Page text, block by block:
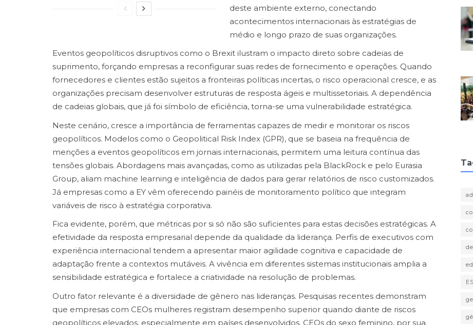
deste ambiente externo, conectando
acontecimentos internacionais às estratégias de
médio e longo prazo de suas organizações.
Eventos geopolíticos disruptivos como o Brexit ilustram o impacto direto sobre cadeias de
suprimento, forçando empresas a reconfigurar suas redes de fornecimento e operações. Quando
fornecedores e clientes estão sujeitos a fronteiras políticas incertas, o risco operacional cresce, e as
organizações precisam desenvolver estruturas de resposta ágeis e multissetoriais. A dependência
de cadeias globais, que já foi símbolo de eficiência, torna-se uma vulnerabilidade estratégica.
Neste cenário, cresce a importância de ferramentas capazes de medir e monitorar os riscos
geopolíticos. Modelos como o Geopolitical Risk Index (GPR), que se baseia na frequência de
menções a eventos geopolíticos em jornais internacionais, permitem uma leitura contínua das
tensões globais. Abordagens mais avançadas, como as utilizadas pela BlackRock e pelo Eurasia
Group, aliam machine learning e inteligência de dados para gerar relatórios de risco customizados.
Já empresas como a EY vêm oferecendo painéis de monitoramento político que integram
variáveis de risco à estratégia corporativa.
Fica evidente, porém, que métricas por si só não são suficientes para estas decisões estratégicas. A
efetividade da resposta empresarial depende da qualidade da liderança. Perfis de executivos com
experiência internacional tendem a apresentar maior agilidade cognitiva e capacidade de
adaptação frente a contextos mutáveis. A vivência em diferentes sistemas institucionais amplia a
sensibilidade estratégica e fortalece a criatividade na resolução de problemas.
Outro fator relevante é a diversidade de gênero nas lideranças. Pesquisas recentes demonstram
que empresas com CEOs mulheres registram desempenho superior quando diante de riscos
geopolíticos elevados, especialmente em países desenvolvidos. CEOs do sexo feminino, por sua